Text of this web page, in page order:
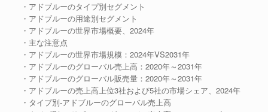
・アドブルーのタイプ別セグメント
・アドブルーの用途別セグメント
・アドブルーの世界市場概要、2024年
・主な注意点
・アドブルーの世界市場規模：2024年VS2031年
・アドブルーのグローバル売上高：2020年～2031年
・アドブルーのグローバル販売量：2020年～2031年
・アドブルーの売上高上位3社および5社の市場シェア、2024年
・タイプ別-アドブルーのグローバル売上高